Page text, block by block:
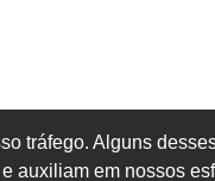
tráfego. Alguns
auxiliam em nossos